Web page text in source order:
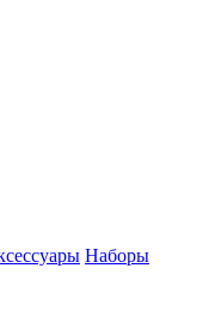
Наборы